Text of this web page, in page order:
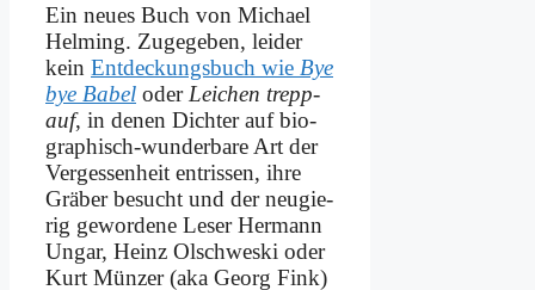
Ein neu­es Buch von Mi­cha­el
Hel­ming. Zu­ge­ge­ben, lei­der
kein Ent­deckungs­buch wie Bye
bye Ba­bel oder Lei­chen trepp­
auf, in de­nen Dich­ter auf bio­
gra­phisch-wun­der­ba­re Art der
Ver­ges­sen­heit ent­ris­sen, ih­re
Grä­ber be­sucht und der neu­gie­
rig ge­wor­de­ne Le­ser Her­mann
Un­gar, Heinz Ol­schwe­ski oder
Kurt Mün­zer (aka Ge­org Fink)